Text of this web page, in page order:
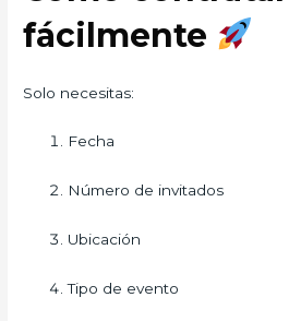
fácilmente
Solo necesitas:
Fecha
Número de invitados
Ubicación
Tipo de evento